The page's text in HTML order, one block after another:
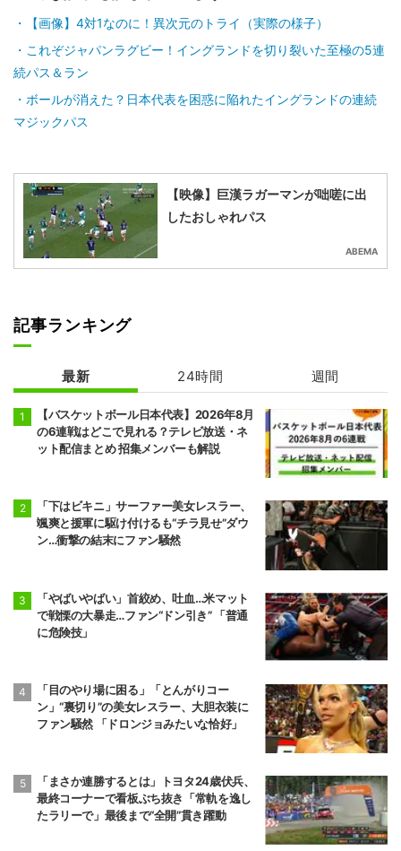
【画像】4対1なのに！異次元のトライ（実際の様子）
これぞジャパンラグビー！イングランドを切り裂いた至極の5連
続パス＆ラン
ボールが消えた？日本代表を困惑に陥れたイングランドの連続
マジックパス
【映像】巨漢ラガーマンが咄嗟に出
したおしゃれパス
ABEMA
記事ランキング
最新 24時間 週間
【バスケットボール日本代表】2026年8月
の6連戦はどこで見れる？テレビ放送・ネ
ット配信まとめ 招集メンバーも解説
「下はビキニ」サーファー美女レスラー、
颯爽と援軍に駆け付けるも“チラ見せ”ダウ
ン…衝撃の結末にファン騒然
「やばいやばい」首絞め、吐血…米マット
で戦慄の大暴走…ファン“ドン引き” 「普通
に危険技」
「目のやり場に困る」「とんがりコー
ン」“裏切り”の美女レスラー、大胆衣装に
ファン騒然 「ドロンジョみたいな恰好」
「まさか連勝するとは」トヨタ24歳伏兵、
最終コーナーで看板ぶち抜き「常軌を逸し
たラリーで」最後まで“全開”貫き躍動